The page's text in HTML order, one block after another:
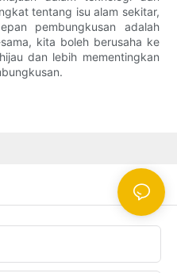
tentang isu alam sekitar,
pembungkusan adalah
kita boleh berusaha ke
dan lebih mementingkan